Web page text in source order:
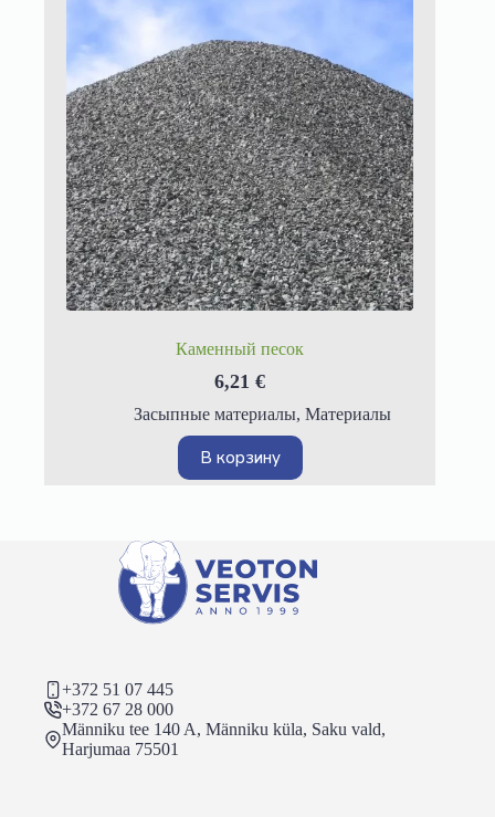
Каменный песок
6,21€
Засыпные материалы, Материалы
В корзину
+372 51 07 445
+372 67 28 000
Männiku tee 140 A, Männiku küla, Saku vald,
Harjumaa 75501